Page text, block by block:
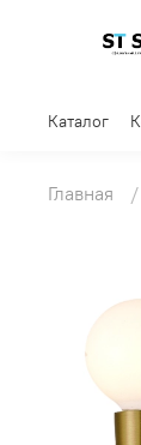
Каталог
Главная